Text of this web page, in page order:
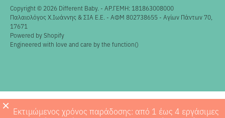
× Εκτιμώμενος χρόνος παράδοσης: από 1 έως 4 εργάσιμες
Copyright © 2026 Different Baby. - ΑΡ.ΓΕΜΗ: 181863008000
Παλαιολόγος X.Ιωάννης & ΣΙΑ Ε.Ε. - ΑΦΜ 802738655 - Αγίων Πάντων 70,
17671
Powered by Shopify
Engineered with love and care by the function()